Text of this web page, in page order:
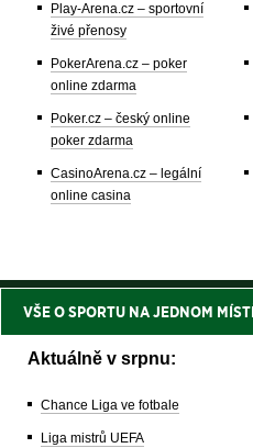
Play-Arena.cz – sportovní
živé přenosy
PokerArena.cz – poker
online zdarma
Poker.cz – český online
poker zdarma
CasinoArena.cz – legální
online casina
VŠE O SPORTU NA JEDNOM
Aktuálně v srpnu:
Chance Liga ve fotbale
Liga mistrů UEFA